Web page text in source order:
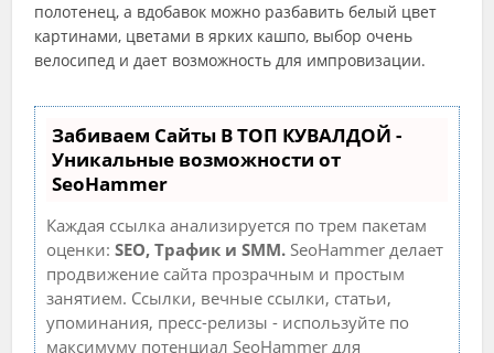
полотенец, а вдобавок можно разбавить белый цвет
картинами, цветами в ярких кашпо, выбор очень
велосипед и дает возможность для импровизации.
Забиваем Сайты В ТОП КУВАЛДОЙ -
Уникальные возможности от
SeoHammer
Каждая ссылка анализируется по трем пакетам
оценки:SEO, Трафик и SMM. SeoHammer делает
продвижение сайта прозрачным и простым
занятием. Ссылки, вечные ссылки, статьи,
упоминания, пресс-релизы - используйте по
максимуму потенциал SeoHammer для